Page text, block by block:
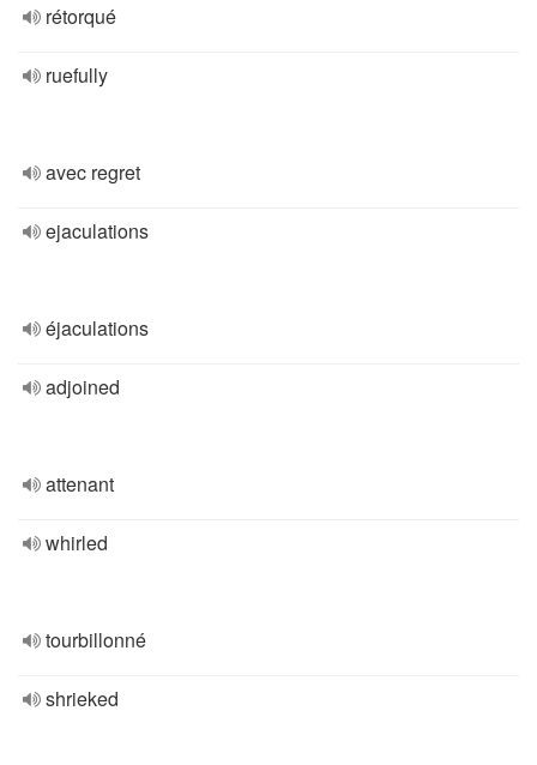
rétorqué
ruefully
avec regret
ejaculations
éjaculations
adjoined
attenant
whirled
tourbillonné
shrieked